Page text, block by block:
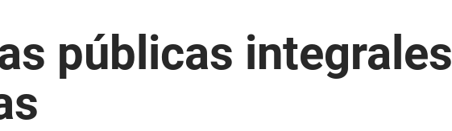
públicas integrales